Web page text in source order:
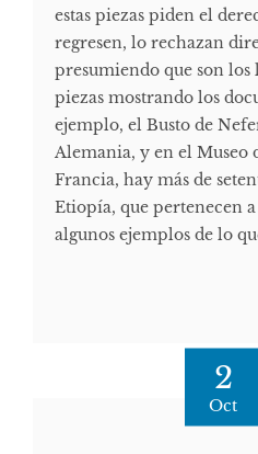
estas piezas piden el
regresen, lo rechazan
presumiendo que son los
piezas mostrando los
ejemplo, el Busto de
Alemania, y en el Museo
Francia, hay más de
Etiopía, que pertenecen
algunos ejemplos de lo
2
Oct